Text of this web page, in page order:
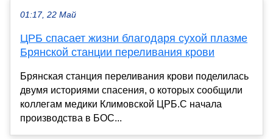
01:17, 22 Май
ЦРБ спасает жизни благодаря сухой плазме
Брянской станции переливания крови
Брянская станция переливания крови поделилась
двумя историями спасения, о которых сообщили
коллегам медики Климовской ЦРБ.С начала
производства в БОС...